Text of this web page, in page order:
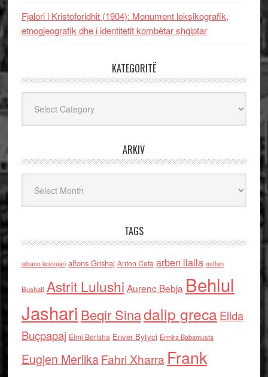
Fjalori i Kristoforidhit (1904): Monument leksikografik,
etnogjeografik dhe i identitetit kombëtar shqiptar
KATEGORITË
ARKIV
TAGS
albano kolonjari alfons Grishaj Anton Cefa arben llalla asllan
Bushati Astrit Lulushi Aurenc Bebja Behlul
Jashari Beqir Sinadalip grecaElida
Buçpapaj Elmi Berisha Enver Bytyci Ermira Babamusta
Eugjen MerlikaFahri Xharra Frank